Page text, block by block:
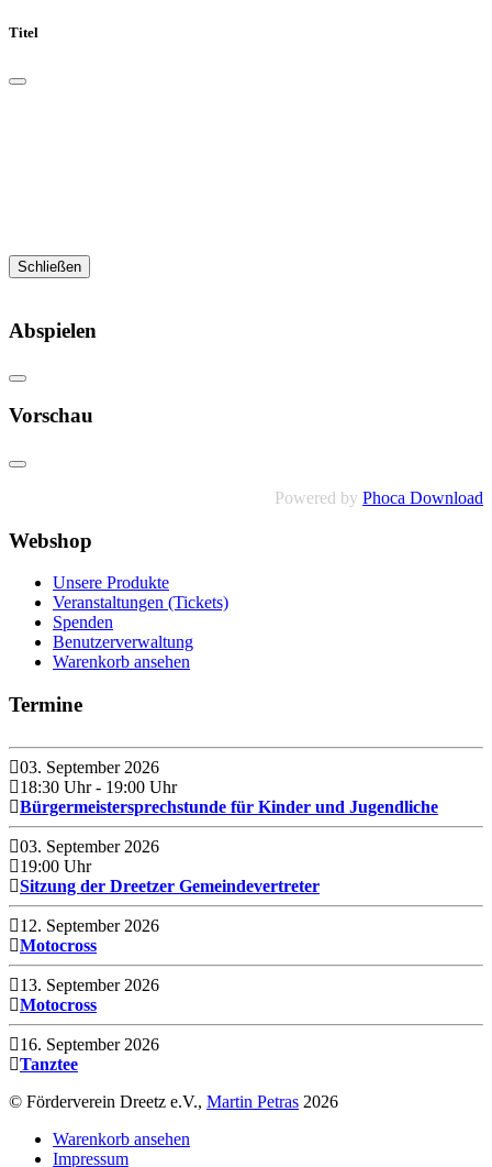
Titel
Schließen
Abspielen
Vorschau
Powered by Phoca Download
Webshop
Unsere Produkte
Veranstaltungen (Tickets)
Spenden
Benutzerverwaltung
Warenkorb ansehen
Termine
03. September 2026
18:30 Uhr - 19:00 Uhr
Bürgermeistersprechstunde für Kinder und Jugendliche
03. September 2026
19:00 Uhr
Sitzung der Dreetzer Gemeindevertreter
12. September 2026
Motocross
13. September 2026
Motocross
16. September 2026
Tanztee
© Förderverein Dreetz e.V., Martin Petras 2026
Warenkorb ansehen
Impressum